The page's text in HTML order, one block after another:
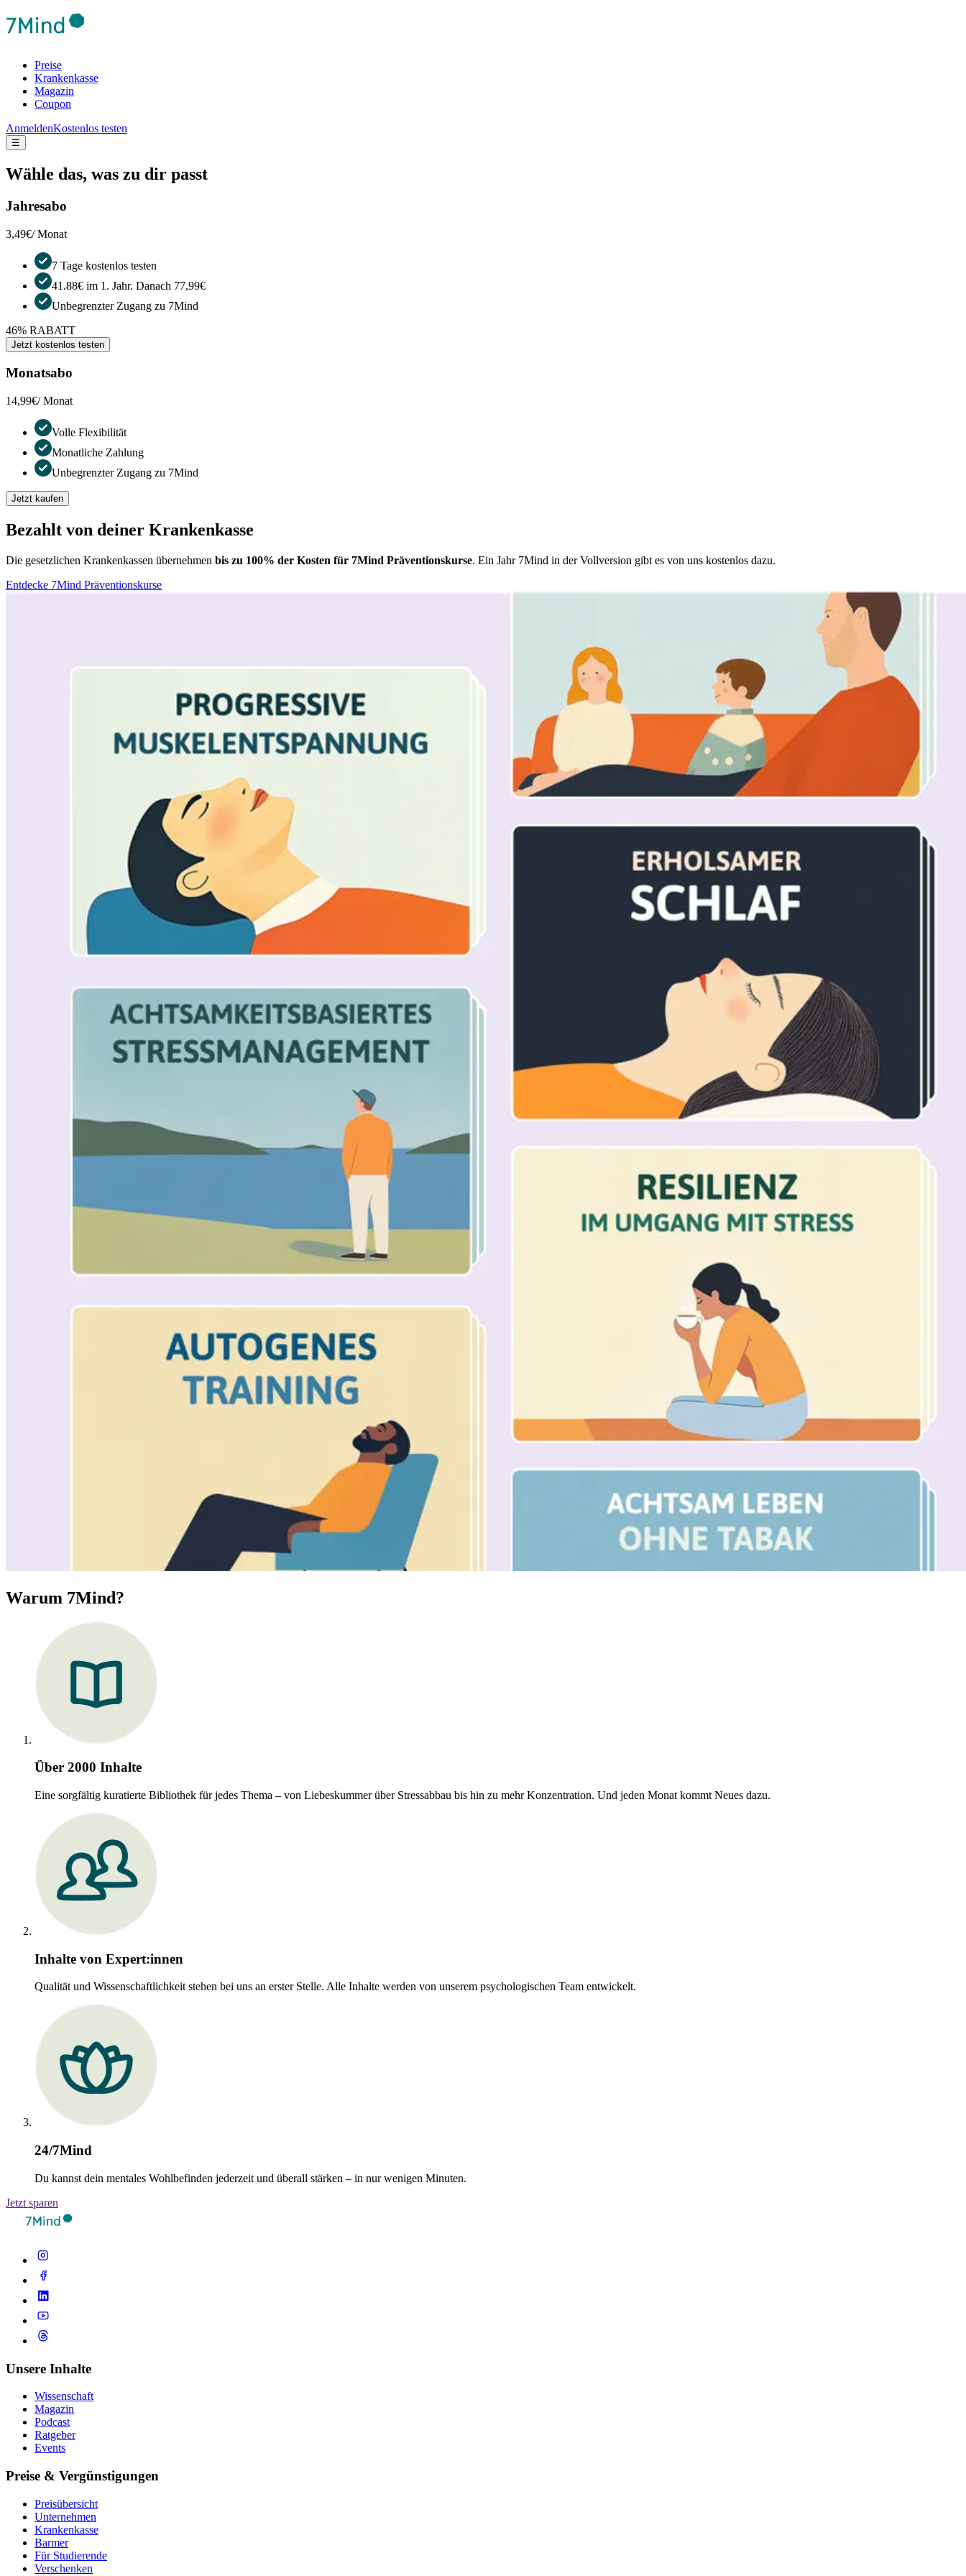
Preise
Krankenkasse
Magazin
Coupon
AnmeldenKostenlos testen
☰
Wähle das, was zu dir passt
Jahresabo
3,49€/ Monat
7 Tage kostenlos testen
41.88€ im 1. Jahr. Danach 77,99€
Unbegrenzter Zugang zu 7Mind
46% RABATT
Jetzt kostenlos testen
Monatsabo
14,99€/ Monat
Volle Flexibilität
Monatliche Zahlung
Unbegrenzter Zugang zu 7Mind
Jetzt kaufen
Bezahlt von deiner Krankenkasse
Die gesetzlichen Krankenkassen übernehmen bis zu 100% der Kosten für 7Mind Präventionskurse. Ein Jahr 7Mind in der Vollversion gibt es von uns kostenlos dazu.
Entdecke 7Mind Präventionskurse
Warum 7Mind?
Über 2000 Inhalte
Eine sorgfältig kuratierte Bibliothek für jedes Thema – von Liebeskummer über Stressabbau bis hin zu mehr Konzentration. Und jeden Monat kommt Neues dazu.
Inhalte von Expert:innen
Qualität und Wissenschaftlichkeit stehen bei uns an erster Stelle. Alle Inhalte werden von unserem psychologischen Team entwickelt.
24/7Mind
Du kannst dein mentales Wohlbefinden jederzeit und überall stärken – in nur wenigen Minuten.
Jetzt sparen
Unsere Inhalte
Wissenschaft
Magazin
Podcast
Ratgeber
Events
Preise & Vergünstigungen
Preisübersicht
Unternehmen
Krankenkasse
Barmer
Für Studierende
Ver­schen­ken